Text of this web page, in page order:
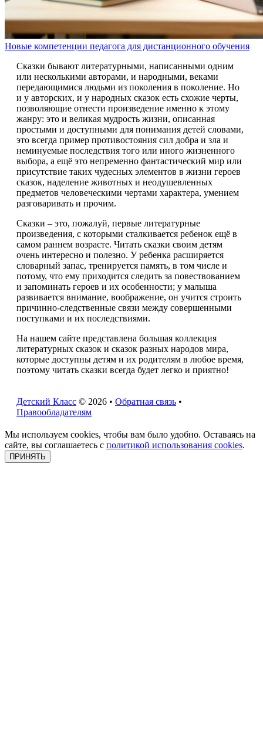
Новые компетенции педагога для дистанционного обучения
Сказки бывают литературными, написанными одним
или несколькими авторами, и народными, веками
передающимися людьми из поколения в поколение. Но
и у авторских, и у народных сказок есть схожие черты,
позволяющие отнести произведение именно к этому
жанру: это и великая мудрость жизни, описанная
простыми и доступными для понимания детей словами,
это всегда пример противостояния сил добра и зла и
неминуемые последствия того или иного жизненного
выбора, а ещё это непременно фантастический мир или
присутствие таких чудесных элементов в жизни героев
сказок, наделение животных и неодушевленных
предметов человеческими чертами характера, умением
разговаривать и прочим.
Сказки – это, пожалуй, первые литературные
произведения, с которыми сталкивается ребенок ещё в
самом раннем возрасте. Читать сказки своим детям
очень интересно и полезно. У ребенка расширяется
словарный запас, тренируется память, в том числе и
потому, что ему приходится следить за повествованием
и запоминать героев и их особенности; у малыша
развивается внимание, воображение, он учится строить
причинно-следственные связи между совершенными
поступками и их последствиями.
На нашем сайте представлена большая коллекция
литературных сказок и сказок разных народов мира,
которые доступны детям и их родителям в любое время,
поэтому читать сказки всегда будет легко и приятно!
Детский Класс © 2026 • Обратная связь •
Правообладателям
Мы используем cookies, чтобы вам было удобно. Оставаясь на
сайте, вы соглашаетесь с политикой использования cookies.
ПРИНЯТЬ